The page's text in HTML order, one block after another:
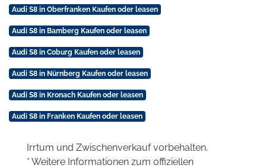
Audi S8 in Oberfranken Kaufen oder leasen
Audi S8 in Bamberg Kaufen oder leasen
Audi S8 in Coburg Kaufen oder leasen
Audi S8 in Nürnberg Kaufen oder leasen
Audi S8 in Kronach Kaufen oder leasen
Audi S8 in Franken Kaufen oder leasen
Irrtum und Zwischenverkauf vorbehalten.
* Weitere Informationen zum offiziellen